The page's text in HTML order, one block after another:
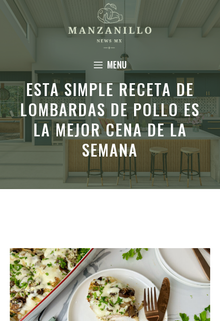
Saltar
contenido
MENU
ESTA SIMPLE RECETA DE
LOMBARDAS DE POLLO ES
LA MEJOR CENA DE LA
SEMANA